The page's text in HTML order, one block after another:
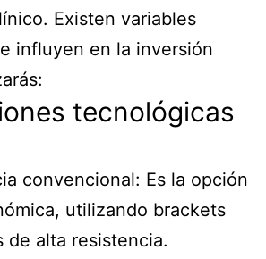
Existen variables
influyen en la inversión
tecnológicas
convencional: Es la opción
utilizando brackets
de alta resistencia.